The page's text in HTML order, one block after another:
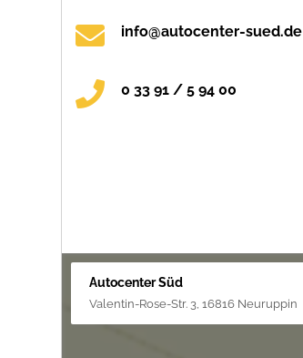
info@autocenter-sued.de
0 33 91 / 5 94 00
Autocenter Süd
Valentin-Rose-Str. 3, 16816 Neuruppin